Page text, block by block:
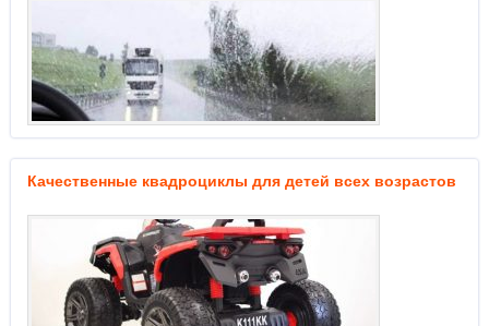
Качественные квадроциклы для детей всех возрастов